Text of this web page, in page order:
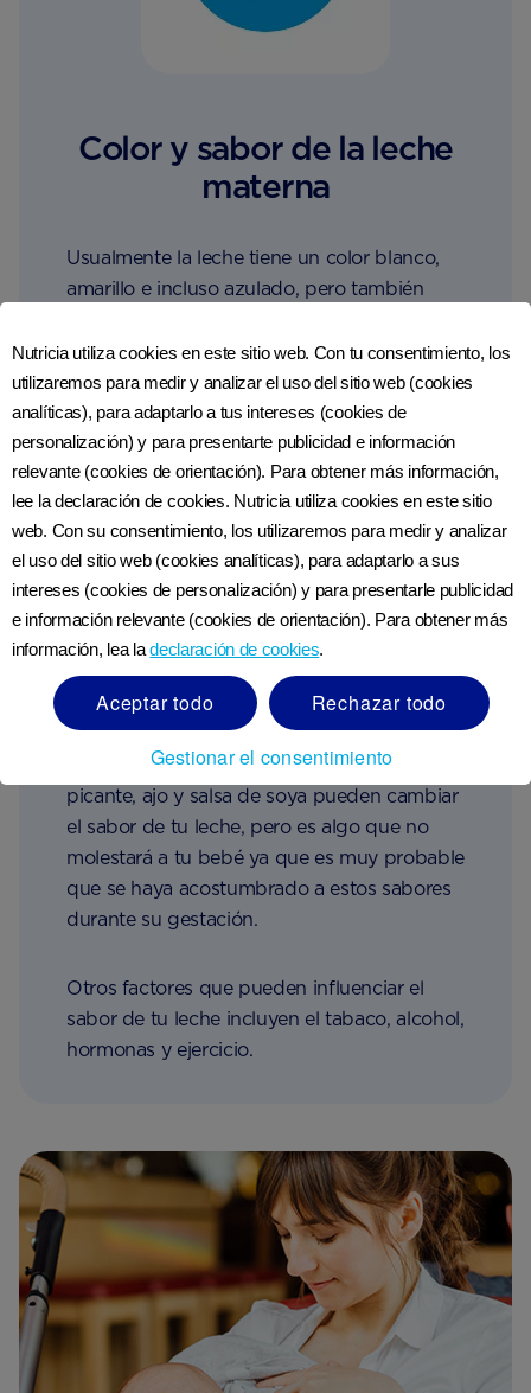
Color y sabor de la leche
materna
Usualmente la leche tiene un color blanco,
amarillo e incluso azulado, pero también
cafés, usualmente en respuesta a algo que
hayas comido o bebido, como remolacha o
bastantes vegetales verdes.
Si notas que tu leche tiene un color rojo u
oxidado, puede ser que tus pezones estén
agrietados. Esto no representa un problema
para tu bebé, pero si esto persiste o si tu
bebé rechaza el alimento, es mejor que
acudas con un profesional de la salud.
El sabor de tu leche también puede cambiar
de dulce (gracias al azúcar de la lactosa) a
un sabor más fuerte. Alimentos como el
picante, ajo y salsa de soya pueden cambiar
el sabor de tu leche, pero es algo que no
molestará a tu bebé ya que es muy probable
que se haya acostumbrado a estos sabores
durante su gestación.
Otros factores que pueden influenciar el
sabor de tu leche incluyen el tabaco, alcohol,
hormonas y ejercicio.
Nutricia utiliza cookies en este sitio web. Con tu consentimiento, los
utilizaremos para medir y analizar el uso del sitio web (cookies
analíticas), para adaptarlo a tus intereses (cookies de
personalización) y para presentarte publicidad e información
relevante (cookies de orientación). Para obtener más información,
lee la declaración de cookies. Nutricia utiliza cookies en este sitio
web. Con su consentimiento, los utilizaremos para medir y analizar
el uso del sitio web (cookies analíticas), para adaptarlo a sus
intereses (cookies de personalización) y para presentarle publicidad
e información relevante (cookies de orientación). Para obtener más
información, lea ladeclaración de cookies.
Aceptar todo
Rechazar todo
Gestionar el consentimiento